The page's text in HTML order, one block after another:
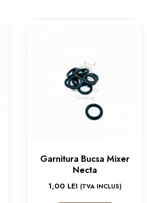
Garnitura Bucsa Mixer
Necta
1,00 LEI (TVA INCLUS)